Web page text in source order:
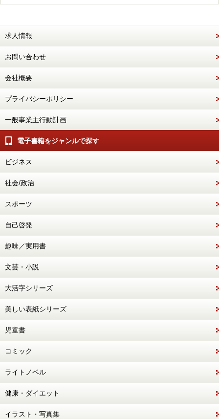
求人情報
お問い合わせ
会社概要
プライバシーポリシー
一般事業主行動計画
電子書籍をジャンルで探す
ビジネス
社会/政治
スポーツ
自己啓発
趣味／実用書
文芸・小説
大活字シリーズ
美しい表紙シリーズ
児童書
コミック
ライトノベル
健康・ダイエット
イラスト・写真集